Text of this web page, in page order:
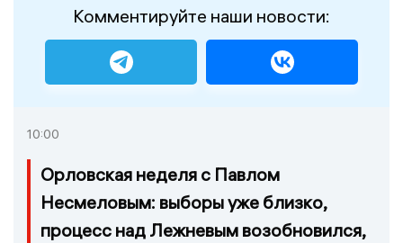
Комментируйте наши новости:
10:00
Орловская неделя с Павлом
Несмеловым: выборы уже близко,
процесс над Лежневым возобновился,